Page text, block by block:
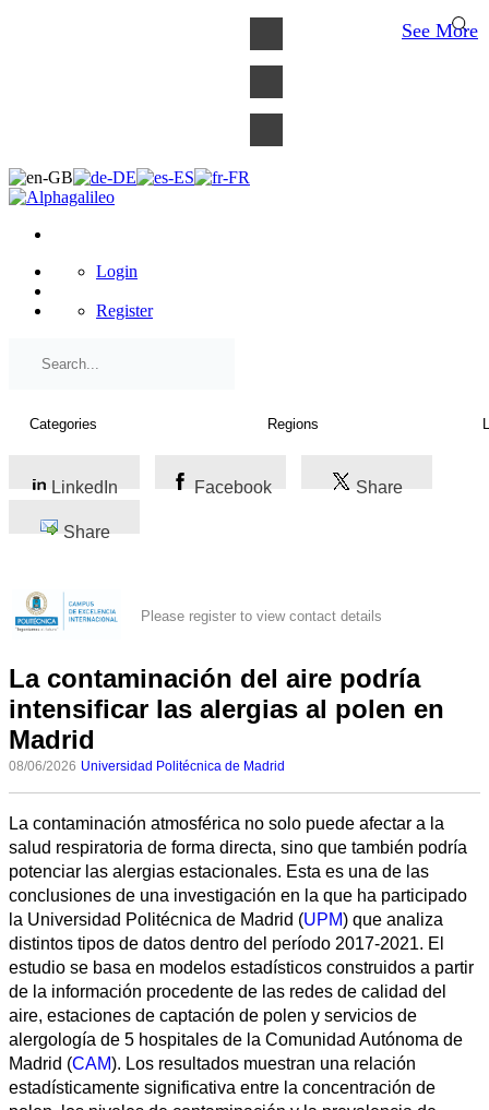
Login
Register
LinkedIn Facebook Share
Share
Please register to view contact details
La contaminación del aire podría
intensificar las alergias al polen en
Madrid
08/06/2026 Universidad Politécnica de Madrid
La contaminación atmosférica no solo puede afectar a la
salud respiratoria de forma directa, sino que también podría
potenciar las alergias estacionales. Esta es una de las
conclusiones de una investigación en la que ha participado
la Universidad Politécnica de Madrid (UPM) que analiza
distintos tipos de datos dentro del período 2017-2021. El
estudio se basa en modelos estadísticos construidos a partir
de la información procedente de las redes de calidad del
aire, estaciones de captación de polen y servicios de
alergología de 5 hospitales de la Comunidad Autónoma de
Madrid (CAM). Los resultados muestran una relación
estadísticamente significativa entre la concentración de
See More